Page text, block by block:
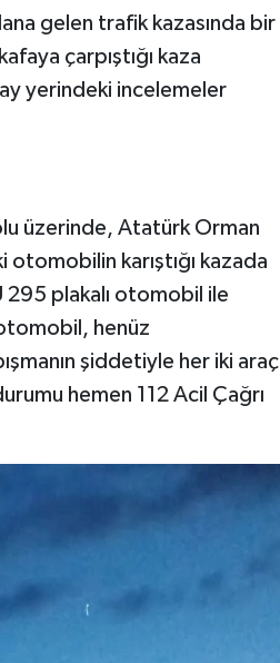
gelen trafik kazasında bir
çarpıştığı kaza
yerindeki incelemeler
üzerinde, Atatürk Orman
karıştığı kazada
295 plakalı otomobil ile
henüz
şiddetiyle her iki araç
hemen 112 Acil Çağrı